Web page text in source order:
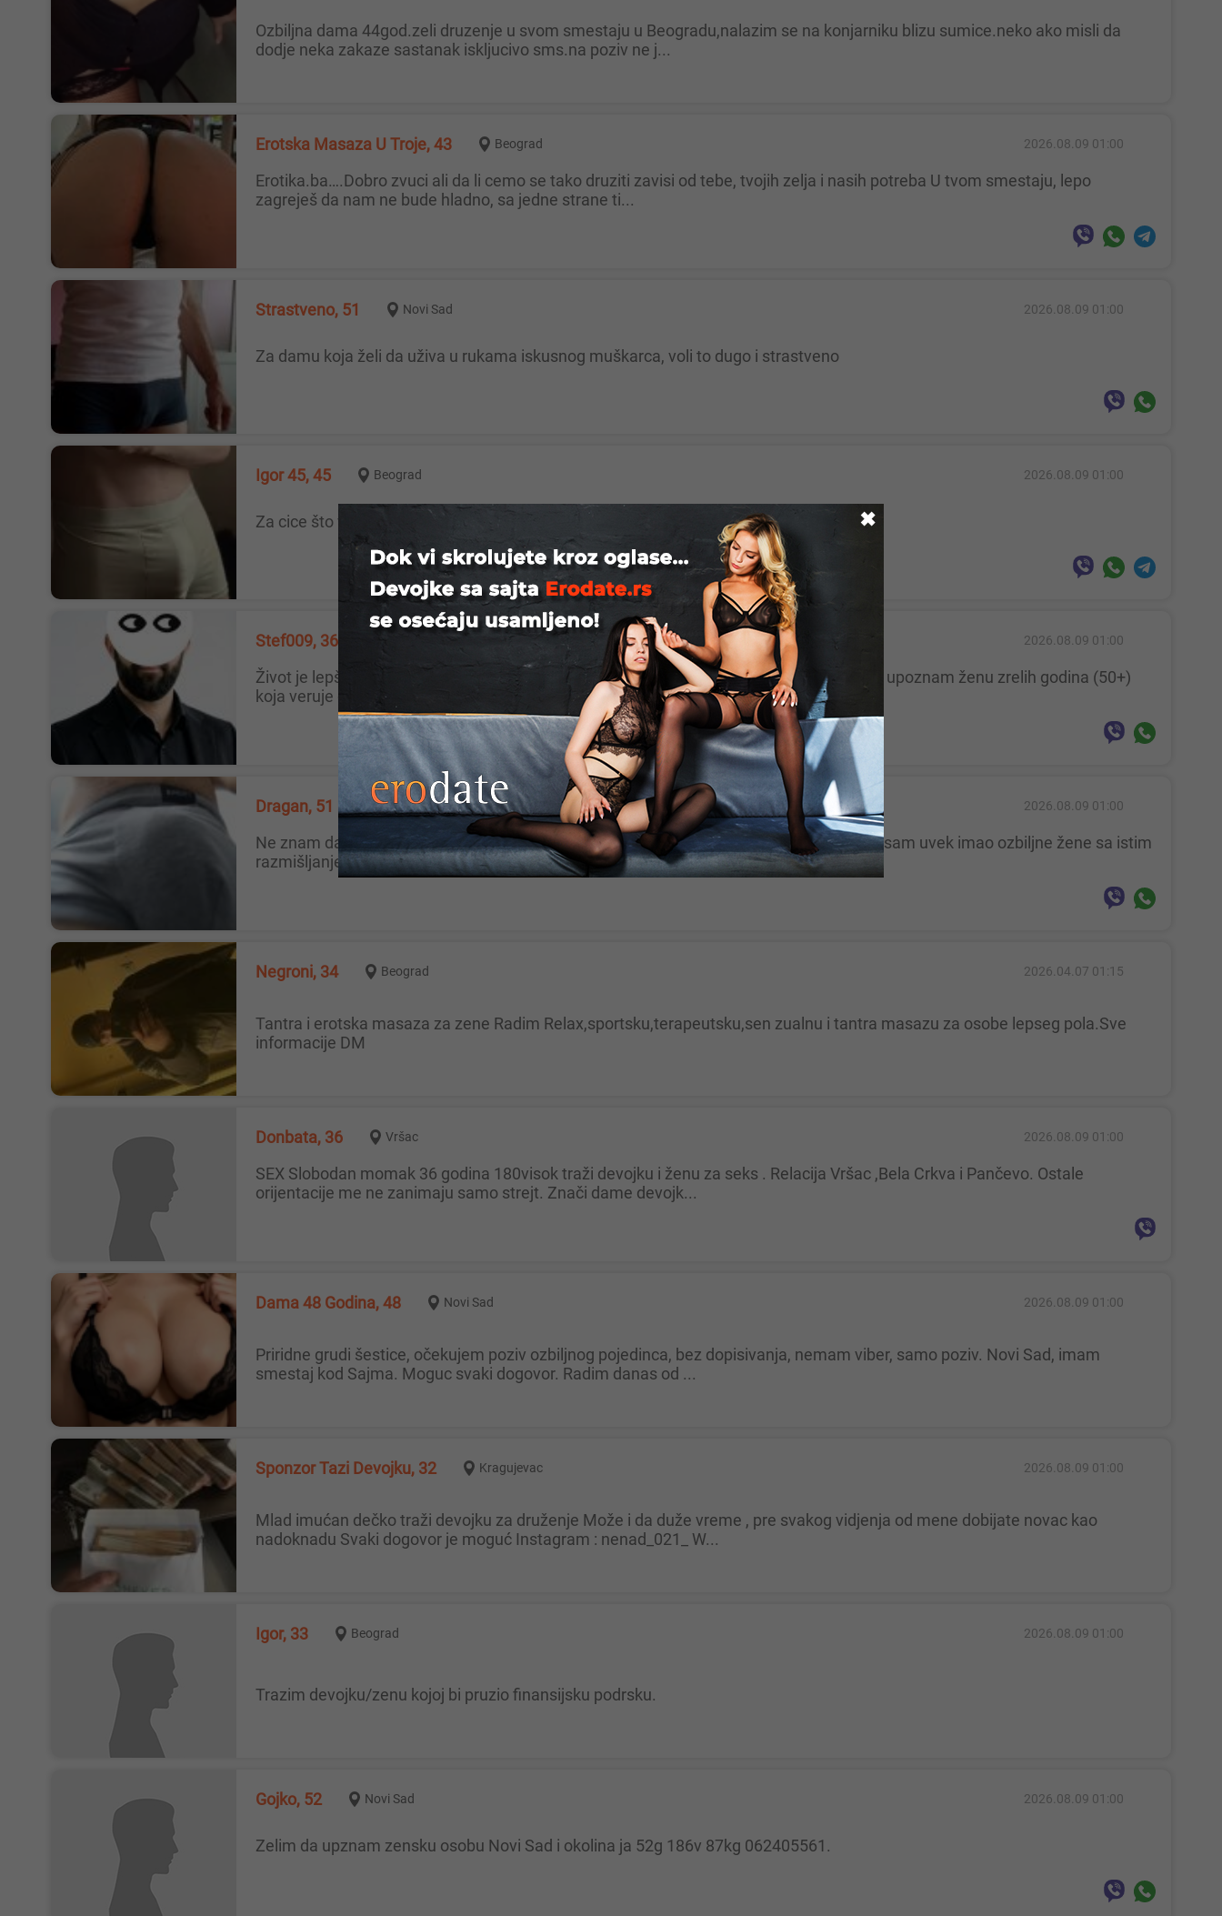
ozbiljna dama 44god.zeli druzenje u svom smestaju u Beogradu,nalazim se na konjarniku blizu sumice.neko ako misli da
dodje neka zakaze sastanak iskljucivo sms.na poziv ne j...
Erotska Masaza U Troje, 43 Beograd 2026.08.09 01:00
Erotika.ba….Dobro zvuci ali da li cemo se tako druziti zavisi od tebe, tvojih zelja i nasih potreba U tvom smestaju, lepo
zagreješ da nam ne bude hladno, sa jedne strane ti...
Strastveno, 51 Novi Sad 2026.08.09 01:00
Za damu koja želi da uživa u rukama iskusnog muškarca, voli to dugo i strastveno
Igor 45, 45 Beograd 2026.08.09 01:00
Za cice što vole lizanje pice seks
Stef009, 36 2026.08.09 01:00
Život je lepši kada imaš s kim da podeliš jutarnju kafu, osmeh i tišinu koja prija. Želim da upoznam ženu zrelih godina (50+)
koja veruje da nikada nije kasno za iskreno po...
Dragan, 51 Beograd 2026.08.09 01:00
Ne znam da li vredi pokušati. Danas se sve svodi na novac, laž i iskorištavanje. Do sada sam uvek imao ozbiljne žene sa istim
razmišljanjem, za druženje bez obaveza. Posled...
Negroni, 34 Beograd 2026.04.07 01:15
Tantra i erotska masaza za zene Radim Relax,sportsku,terapeutsku,sen zualnu i tantra masazu za osobe lepseg pola.Sve
informacije DM
Donbata, 36 Vršac 2026.08.09 01:00
SEX Slobodan momak 36 godina 180visok traži devojku i ženu za seks . Relacija Vršac ,Bela Crkva i Pančevo. Ostale
orijentacije me ne zanimaju samo strejt. Znači dame devojk...
Dama 48 Godina, 48 Novi Sad 2026.08.09 01:00
Priridne grudi šestice, očekujem poziv ozbiljnog pojedinca, bez dopisivanja, nemam viber, samo poziv. Novi Sad, imam
smestaj kod Sajma. Moguc svaki dogovor. Radim danas od ...
Sponzor Tazi Devojku, 32 Kragujevac 2026.08.09 01:00
Mlad imućan dečko traži devojku za druženje Može i da duže vreme , pre svakog vidjenja od mene dobijate novac kao
nadoknadu Svaki dogovor je moguć Instagram : nenad_021_ W...
Igor, 33 Beograd 2026.08.09 01:00
Trazim devojku/zenu kojoj bi pruzio finansijsku podrsku.
Gojko, 52 Novi Sad 2026.08.09 01:00
Zelim da upznam zensku osobu Novi Sad i okolina ja 52g 186v 87kg 062405561.
✖